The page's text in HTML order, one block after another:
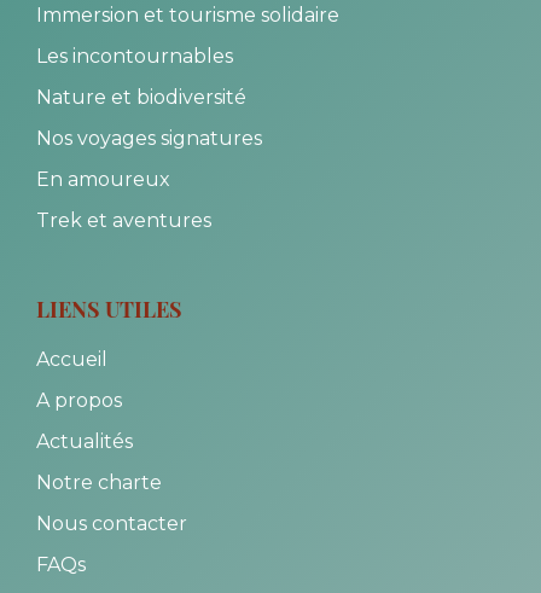
Immersion et tourisme solidaire
Les incontournables
Nature et biodiversité
Nos voyages signatures
En amoureux
Trek et aventures
LIENS UTILES
Accueil
A propos
Actualités
Notre charte
Nous contacter
FAQs